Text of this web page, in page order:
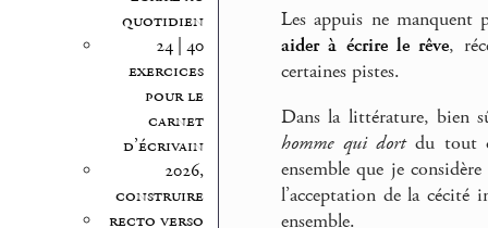
quotidien
24 | 40
exercices
pour le
carnet
d’écrivain
2026,
construire
recto verso
Les appuis ne manquent
aider à écrire le rêve,
certaines pistes.
Dans la littérature, bien
homme qui dortdu tout
ensemble que je
l’acceptation de la cécité
ensemble.